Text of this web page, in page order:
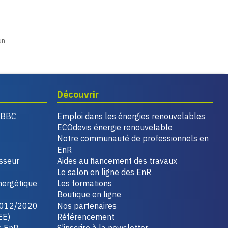
2020
Découvrir
Emploi dans les énergies renouvelables
ECOdevis énergie renouvelable
Notre communauté de professionnels en
EnR
Aides au financement des travaux
Le salon en ligne des EnR
Les formations
Boutique en ligne
Nos partenaires
Référencement